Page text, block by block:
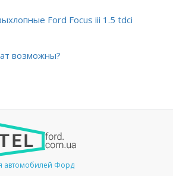
Ford Focus iii 1.5 tdci
возможны?
автомобилей Форд